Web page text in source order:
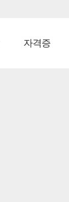
자격증